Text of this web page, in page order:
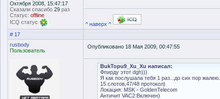
Октября 2008, 15:47:17
Сказали спасибо 29 раз
Статус: offline
ICQ статус
^ наверх ^
# 17
rusbody
Пользователь
Опубликовано 18 Мая 2009, 00:47:55
BukTopu9_Xu_Xu написал:
Фпирду этот dgh)))
Я как послушала тебя 1 раз...до сих пор
15 слотов,47/48 протокол)
Локация: MSK - GoldenTelecom
Античит VAC2:Включен)